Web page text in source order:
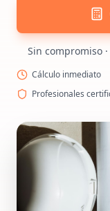
Sin compromiso
Cálculo inmediato
Profesionales